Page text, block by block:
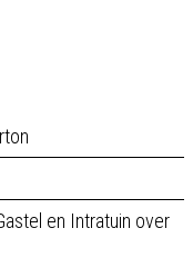
en Intratuin over